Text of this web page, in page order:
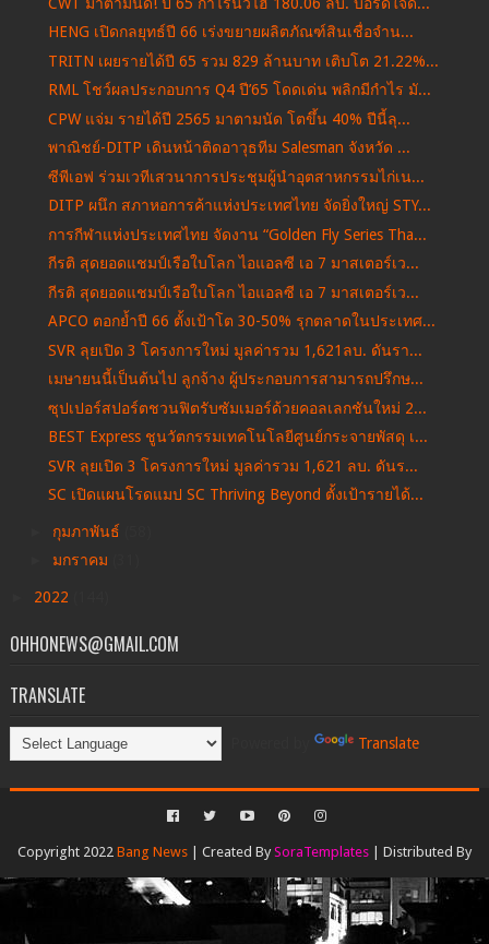
HENG เปิดกลยุทธ์ปี 66 เร่งขยายผลิตภัณฑ์สินเชื่อจำน...
TRITN เผยรายได้ปี 65 รวม 829 ล้านบาท เติบโต 21.22%...
RML โชว์ผลประกอบการ Q4 ปี’65 โดดเด่น พลิกมีกำไร มั...
CPW แจ่ม รายได้ปี 2565 มาตามนัด โตขึ้น 40% ปีนี้ลุ...
พาณิชย์-DITP เดินหน้าติดอาวุธทีม Salesman จังหวัด ...
ซีพีเอฟ ร่วมเวทีเสวนาการประชุมผู้นำอุตสาหกรรมไก่เน...
DITP ผนึก สภาหอการค้าแห่งประเทศไทย จัดยิ่งใหญ่ STY...
การกีฬาแห่งประเทศไทย จัดงาน “Golden Fly Series Tha...
กีรติ สุดยอดแชมป์เรือใบโลก ไอแอลซี เอ 7 มาสเตอร์เว...
กีรติ สุดยอดแชมป์เรือใบโลก ไอแอลซี เอ 7 มาสเตอร์เว...
APCO ตอกย้ำปี 66 ตั้งเป้าโต 30-50% รุกตลาดในประเทศ...
SVR ลุยเปิด 3 โครงการใหม่ มูลค่ารวม 1,621ลบ. ดันรา...
เมษายนนี้เป็นต้นไป ลูกจ้าง ผู้ประกอบการสามารถปรึกษ...
ซุปเปอร์สปอร์ตชวนฟิตรับซัมเมอร์ด้วยคอลเลกชันใหม่ 2...
BEST Express ชูนวัตกรรมเทคโนโลยีศูนย์กระจายพัสดุ เ...
SVR ลุยเปิด 3 โครงการใหม่ มูลค่ารวม 1,621 ลบ. ดันร...
SC เปิดแผนโรดแมป SC Thriving Beyond ตั้งเป้ารายได้...
กุมภาพันธ์
มกราคม
2022
OHHONEWS@GMAIL.COM
TRANSLATE
Translate
Copyright 2022 Bang News| Created By SoraTemplates| Distributed By
Gooyaabi Templates